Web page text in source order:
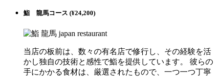
鮨 龍馬コース (¥24,200)
当店の板前は、数々の有名店で修行し、その経験を活
かし独自の技術と感性で鮨を提供しています。 彼らの
手にかかる食材は、厳選されたもので、一つ一つ丁寧